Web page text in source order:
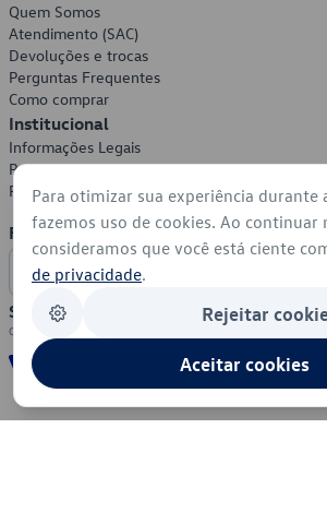
Quem Somos
Atendimento (SAC)
Devoluções e trocas
Perguntas Frequentes
Como comprar
Institucional
Informações Legais
Política de Privacidade
Política de Cookies
Formas de Pagamento
Segurança
Para otimizar sua experiência durante
fazemos uso de cookies. Ao continuar
consideramos que você está ciente
de privacidade.
Rejeitar
Aceitar cookies